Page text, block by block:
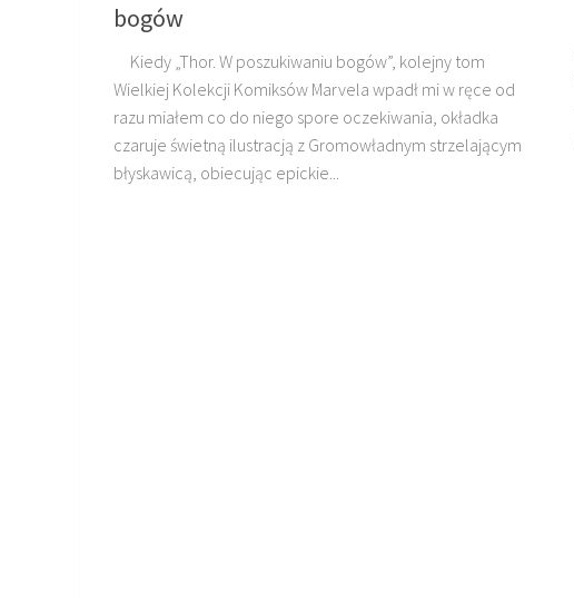
bogów
Kiedy „Thor. W poszukiwaniu bogów”, kolejny tom
Wielkiej Kolekcji Komiksów Marvela wpadł mi w ręce od
razu miałem co do niego spore oczekiwania, okładka
czaruje świetną ilustracją z Gromowładnym strzelającym
błyskawicą, obiecując epickie...